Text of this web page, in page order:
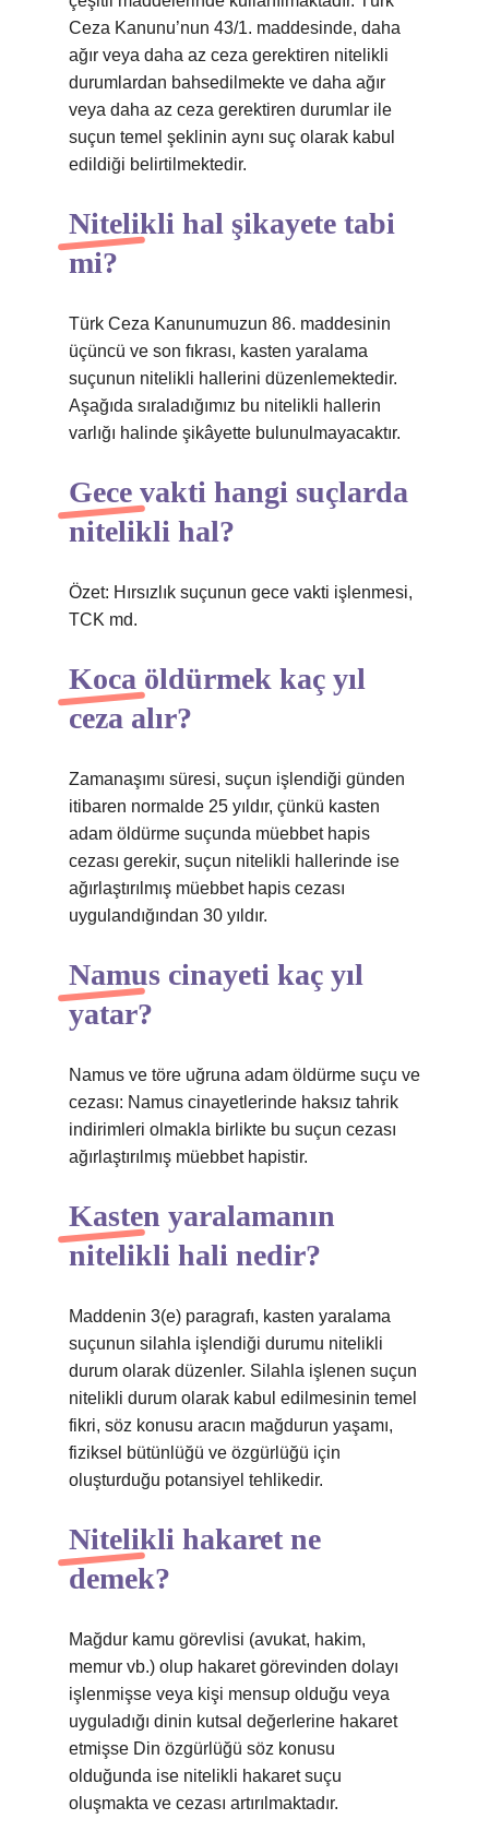
Ceza Kanunu’nun 43/1. maddesinde, daha
ağır veya daha az ceza gerektiren nitelikli
durumlardan bahsedilmekte ve daha ağır
veya daha az ceza gerektiren durumlar ile
suçun temel şeklinin aynı suç olarak kabul
edildiği belirtilmektedir.
Nitelikli hal şikayete tabi
mi?
Türk Ceza Kanunumuzun 86. maddesinin
üçüncü ve son fıkrası, kasten yaralama
suçunun nitelikli hallerini düzenlemektedir.
Aşağıda sıraladığımız bu nitelikli hallerin
varlığı halinde şikâyette bulunulmayacaktır.
Gece vakti hangi suçlarda
nitelikli hal?
Özet: Hırsızlık suçunun gece vakti işlenmesi,
TCK md.
Koca öldürmek kaç yıl
ceza alır?
Zamanaşımı süresi, suçun işlendiği günden
itibaren normalde 25 yıldır, çünkü kasten
adam öldürme suçunda müebbet hapis
cezası gerekir, suçun nitelikli hallerinde ise
ağırlaştırılmış müebbet hapis cezası
uygulandığından 30 yıldır.
Namus cinayeti kaç yıl
yatar?
Namus ve töre uğruna adam öldürme suçu ve
cezası: Namus cinayetlerinde haksız tahrik
indirimleri olmakla birlikte bu suçun cezası
ağırlaştırılmış müebbet hapistir.
Kasten yaralamanın
nitelikli hali nedir?
Maddenin 3(e) paragrafı, kasten yaralama
suçunun silahla işlendiği durumu nitelikli
durum olarak düzenler. Silahla işlenen suçun
nitelikli durum olarak kabul edilmesinin temel
fikri, söz konusu aracın mağdurun yaşamı,
fiziksel bütünlüğü ve özgürlüğü için
oluşturduğu potansiyel tehlikedir.
Nitelikli hakaret ne
demek?
Mağdur kamu görevlisi (avukat, hakim,
memur vb.) olup hakaret görevinden dolayı
işlenmişse veya kişi mensup olduğu veya
uyguladığı dinin kutsal değerlerine hakaret
etmişse Din özgürlüğü söz konusu
olduğunda ise nitelikli hakaret suçu
oluşmakta ve cezası artırılmaktadır.